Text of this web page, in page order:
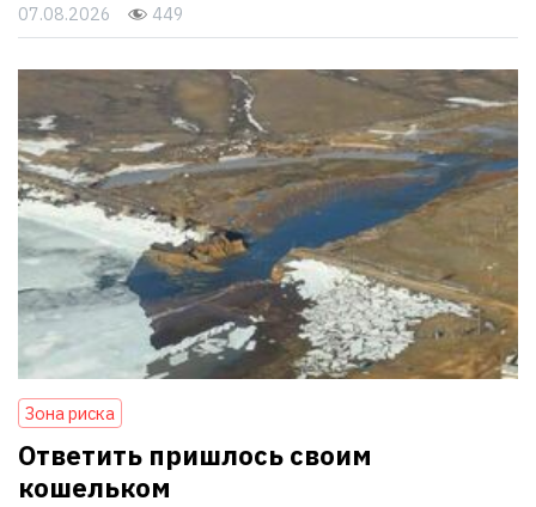
07.08.2026 449
Зона риска
Ответить пришлось своим
кошельком